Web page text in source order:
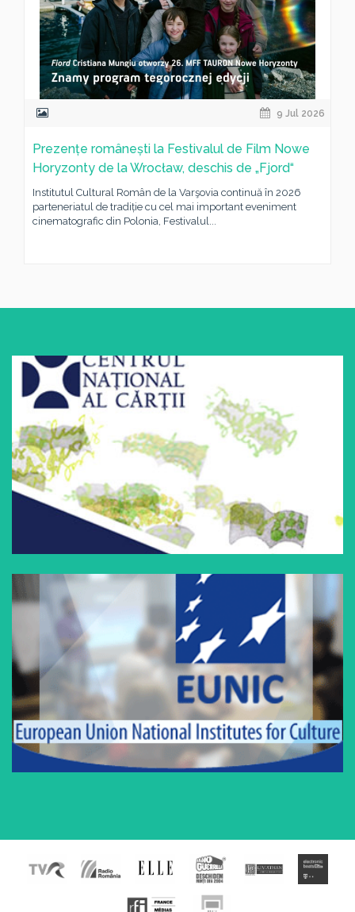
9 Jul 2026
Prezențe românești la Festivalul de Film Nowe
Horyzonty de la Wrocław, deschis de „Fjord“
Institutul Cultural Român de la Varşovia continuă în 2026
parteneriatul de tradiție cu cel mai important eveniment
cinematografic din Polonia, Festivalul...